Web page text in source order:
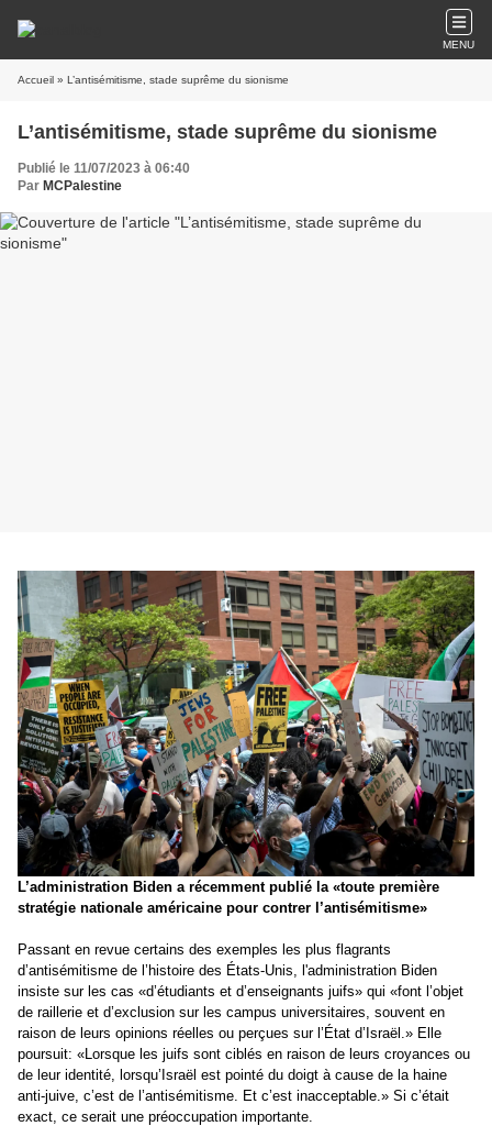
MENU
Accueil » L’antisémitisme, stade suprême du sionisme
L’antisémitisme, stade suprême du sionisme
Publié le 11/07/2023 à 06:40
Par MCPalestine
L’administration Biden a récemment publié la «toute première
stratégie nationale américaine pour contrer l’antisémitisme»
Passant en revue certains des exemples les plus flagrants
d’antisémitisme de l’histoire des États-Unis, l'administration Biden
insiste sur les cas «d’étudiants et d’enseignants juifs» qui «font l’objet
de raillerie et d’exclusion sur les campus universitaires, souvent en
raison de leurs opinions réelles ou perçues sur l’État d’Israël.» Elle
poursuit: «Lorsque les juifs sont ciblés en raison de leurs croyances ou
de leur identité, lorsqu’Israël est pointé du doigt à cause de la haine
anti-juive, c’est de l’antisémitisme. Et c’est inacceptable.» Si c’était
exact, ce serait une préoccupation importante.